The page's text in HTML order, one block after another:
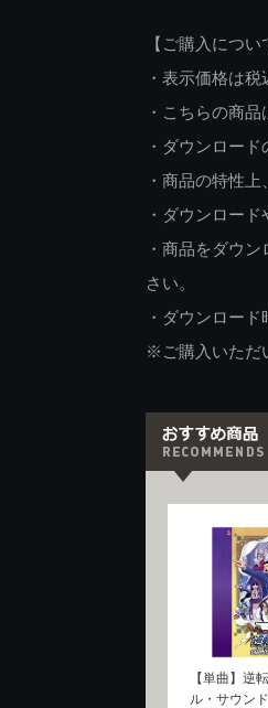
【ご購入につい
・表示価格は税
・こちらの商
・ダウンロー
・商品の特性
・ダウンロー
・商品をダウ
さい。
・ダウンロー
※ご購入いただ
【単曲】逆
ル・サウン